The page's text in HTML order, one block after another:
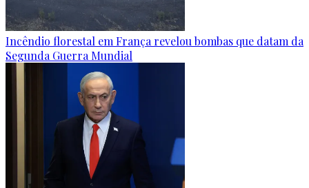
Incêndio florestal em França revelou bombas que datam da
Segunda Guerra Mundial